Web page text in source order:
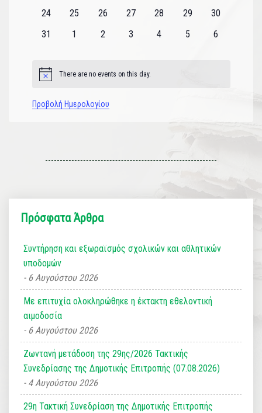
0
24
0
25
0
26
0
27
0
28
0
29
0
30
0
31
0
1
0
2
0
3
0
4
0
5
0
6
Notice There are no events on this day.
Προβολή Ημερολογίου
Πρόσφατα Άρθρα
Συντήρηση και εξωραϊσμός σχολικών και αθλητικών
υποδομών
6 Αυγούστου 2026
Με επιτυχία ολοκληρώθηκε η έκτακτη εθελοντική
αιμοδοσία
6 Αυγούστου 2026
Ζωντανή μετάδοση της 29ης/2026 Τακτικής
Συνεδρίασης της Δημοτικής Επιτροπής (07.08.2026)
4 Αυγούστου 2026
29η Τακτική Συνεδρίαση της Δημοτικής Επιτροπής